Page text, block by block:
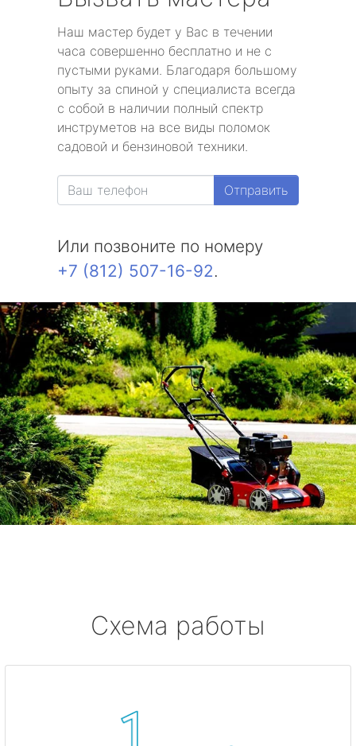
Наш мастер будет у Вас в течении
часа совершенно бесплатно и не с
пустыми руками. Благодаря большому
опыту за спиной у специалиста всегда
с собой в наличии полный спектр
инструметов на все виды поломок
садовой и бензиновой техники.
Отправить
Или позвоните по номеру
+7 (812) 507-16-92.
Схема работы